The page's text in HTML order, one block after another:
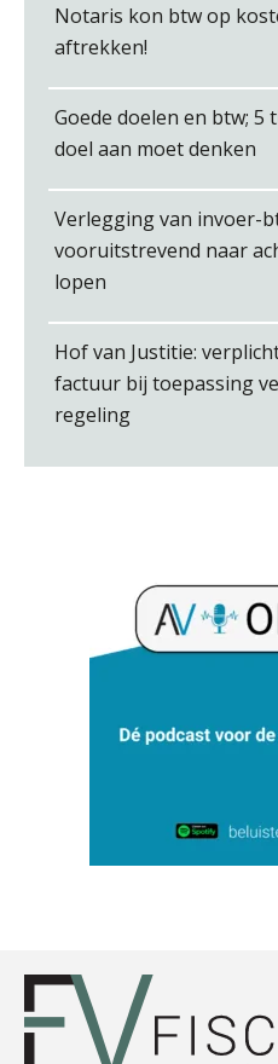
Notaris kon btw op
aftrekken!
Goede doelen en btw; 5
doel aan moet denken
Verlegging van invoer-
vooruitstrevend naar
lopen
Hof van Justitie:
factuur bij toepassing
regeling